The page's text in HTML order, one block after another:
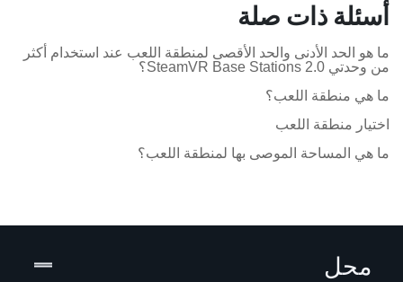
أسئلة ذات صلة
ما هو الحد الأدنى والحد الأقصى لمنطقة اللعب عند استخدام أكثر
من وحدتي SteamVR Base Stations 2.0؟
ما هي منطقة اللعب؟
اختيار منطقة اللعب
ما هي المساحة الموصى بها لمنطقة اللعب؟
محل